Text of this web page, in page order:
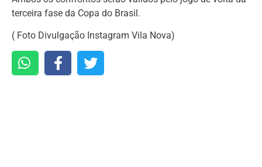
terceira fase da Copa do Brasil.
( Foto Divulgação Instagram Vila Nova)